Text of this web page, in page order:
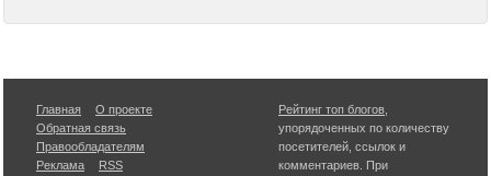
Главная
О проекте
Обратная связь
Правообладателям
Реклама
RSS
Рейтинг топ блогов
упорядоченных по количеству
посетителей, ссылок и
комментариев. При